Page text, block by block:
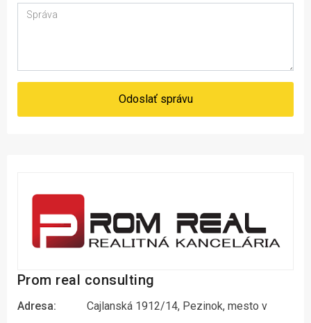
Odoslať správu
Prom real consulting
Adresa:
Cajlanská 1912/14, Pezinok, mesto v